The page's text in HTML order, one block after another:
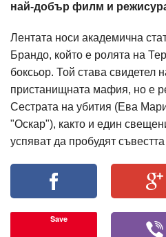
най-добър филм и
Лентата носи академична
Брандо, който е ролята на
боксьор. Той става свидетел
пристанищната мафия, но е
Сестрата на убития (Ева
"Оскар"), както и един
успяват да пробудят
Save